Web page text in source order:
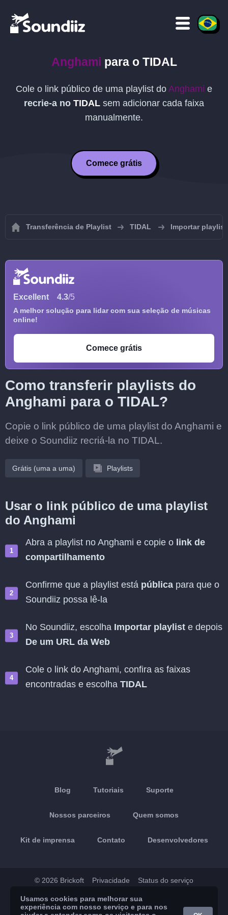
Anghami para o TIDAL
Cole o link público de uma playlist do Anghami e
recrie-a no TIDAL sem adicionar cada faixa
manualmente.
Comece grátis
Transferência de Playlist TIDAL Importar
Excellent 4.3/5
A melhor solução para lidar com sua seleção de músicas
online!
Comece grátis
Como transferir playlists do
Anghami para o TIDAL?
Copie o link público de uma playlist do Anghami e
deixe o Soundiiz recriá-la no TIDAL.
Grátis (uma a uma) Playlists
Usar o link público de uma playlist
do Anghami
Abra a playlist no Anghami e copie o link de
compartilhamento
Confirme que a playlist está pública para que o
Soundiiz possa lê-la
No Soundiiz, escolha Importar playlist e depois
De um URL da Web
Cole o link do Anghami, confira as faixas
encontradas e escolha TIDAL
Blog Tutoriais Suporte
Nossos parceiros Quem somos
Kit de imprensa Contato Desenvolvedores
© 2026 Brickoft Privacidade Status do serviço
App Store Google Play
Usamos cookies para melhorar sua
experiência com nosso serviço e para nos